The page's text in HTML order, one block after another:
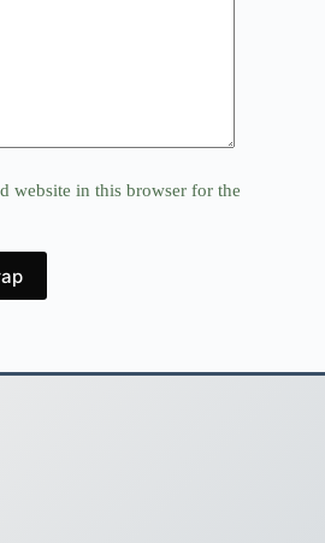
website in this browser for the